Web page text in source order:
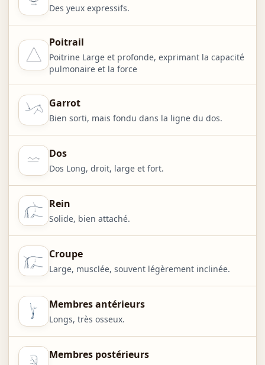
Des yeux expressifs.
Poitrail
Poitrine Large et profonde, exprimant la capacité
pulmonaire et la force
Garrot
Bien sorti, mais fondu dans la ligne du dos.
Dos
Dos Long, droit, large et fort.
Rein
Solide, bien attaché.
Croupe
Large, musclée, souvent légèrement inclinée.
Membres antérieurs
Longs, très osseux.
Membres postérieurs